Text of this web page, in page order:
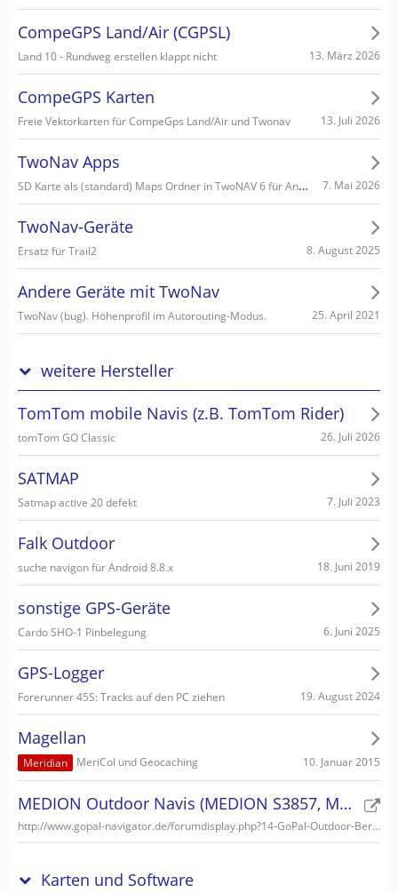
CompeGPS Land/Air (CGPSL)
Land 10 - Rundweg erstellen klappt nicht 13. März 2026
CompeGPS Karten
Freie Vektorkarten für CompeGps Land/Air und Twonav 13. Juli 2026
TwoNav Apps
SD Karte als (standard) Maps Ordner in TwoNAV 6 für Android einstellen/wählen 7. Mai 2026
TwoNav-Geräte
Ersatz für Trail2 8. August 2025
Andere Geräte mit TwoNav
TwoNav (bug). Höhenprofil im Autorouting-Modus. 25. April 2021
weitere Hersteller
TomTom mobile Navis (z.B. TomTom Rider)
tomTom GO Classic 26. Juli 2026
SATMAP
Satmap active 20 defekt 7. Juli 2023
Falk Outdoor
suche navigon für Android 8.8.x 18. Juni 2019
sonstige GPS-Geräte
Cardo SHO-1 Pinbelegung 6. Juni 2025
GPS-Logger
Forerunner 45S: Tracks auf den PC ziehen 19. August 2024
Magellan
Meridian MeriCol und Geocaching 10. Januar 2015
MEDION Outdoor Navis (MEDION S3857, MEDION S3747)
http://www.gopal-navigator.de/forumdisplay.php?14-GoPal-Outdoor-Bereich
Karten und Software